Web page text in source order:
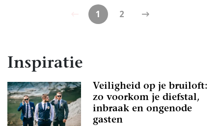
1 2
Inspiratie
Veiligheid op je bruiloft:
zo voorkom je diefstal,
inbraak en ongenode
gasten